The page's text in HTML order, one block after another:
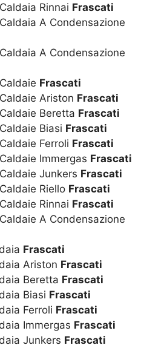
Rinnai Frascati
A Condensazione
A Condensazione
Frascati
Ariston Frascati
Beretta Frascati
Biasi Frascati
Ferroli Frascati
Immergas Frascati
Junkers Frascati
Riello Frascati
Rinnai Frascati
A Condensazione
Frascati
Ariston Frascati
Beretta Frascati
Biasi Frascati
Ferroli Frascati
Immergas Frascati
Junkers Frascati